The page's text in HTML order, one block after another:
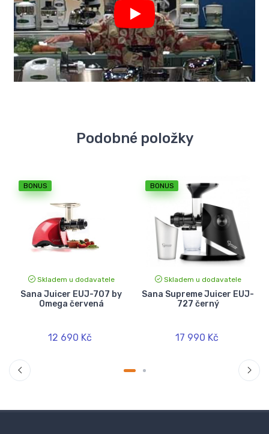
Podobné položky
BONUS
Skladem u dodavatele
Sana Juicer EUJ-707 by
Omega červená
12 690 Kč
BONUS
Skladem u dodavatele
Sana Supreme Juicer EUJ-
727 černý
17 990 Kč